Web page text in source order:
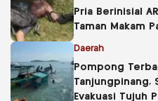
Pria Berinisial
Taman Makam
Daerah
Pompong
Tanjungpinang,
Evakuasi Tujuh